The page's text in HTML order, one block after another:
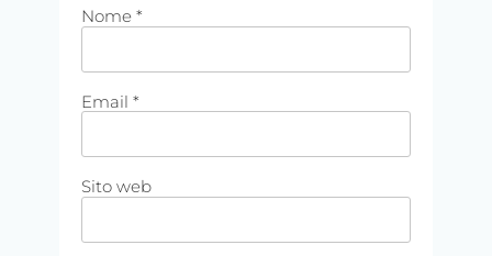
Nome *
Email *
Sito web